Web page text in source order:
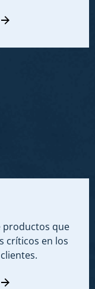
productos que
críticos en los